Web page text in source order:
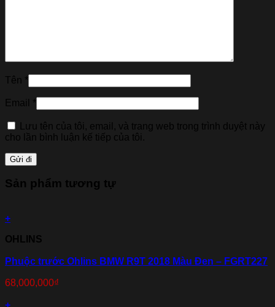
Tên *
Email *
Lưu tên của tôi, email, và trang web trong trình duyệt này
cho lần bình luận kế tiếp của tôi.
Sản phẩm tương tự
+
OHLINS
Phuộc trước Ohlins BMW R9T 2018 Màu Đen – FGRT227
68,000,000₫